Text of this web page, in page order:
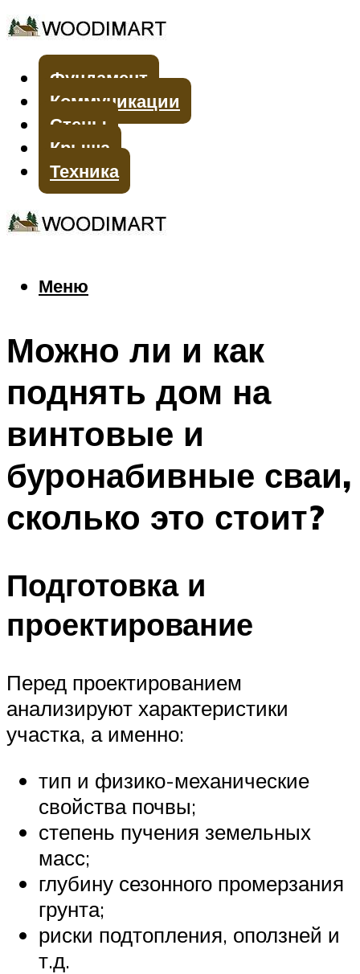
Фундамент
Коммуникации
Стены
Крыша
Техника
Меню
Меню
Можно ли и как
поднять дом на
винтовые и
буронабивные сваи,
сколько это стоит?
Подготовка и
проектирование
Перед проектированием
анализируют характеристики
участка, а именно:
тип и физико-механические
свойства почвы;
степень пучения земельных
масс;
глубину сезонного промерзания
грунта;
риски подтопления, оползней и
т.д.